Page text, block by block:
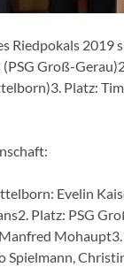
Riedpokals 2019
Groß-
Platz:
Evelin
Platz: PSG
Mohaupt3.
Spielmann,